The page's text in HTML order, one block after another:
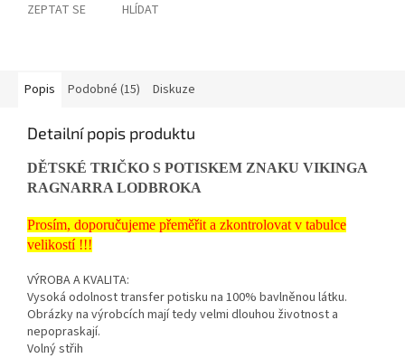
ZEPTAT SE HLÍDAT
Popis Podobné (15) Diskuze
Detailní popis produktu
DĚTSKÉ TRIČKO S POTISKEM ZNAKU VIKINGA
RAGNARRA LODBROKA
Prosím, doporučujeme přeměřit a zkontrolovat v tabulce
velikostí !!!
VÝROBA A KVALITA:
Vysoká odolnost transfer potisku na 100% bavlněnou látku.
Obrázky na výrobcích mají tedy velmi dlouhou životnost a
nepopraskají.
Volný střih